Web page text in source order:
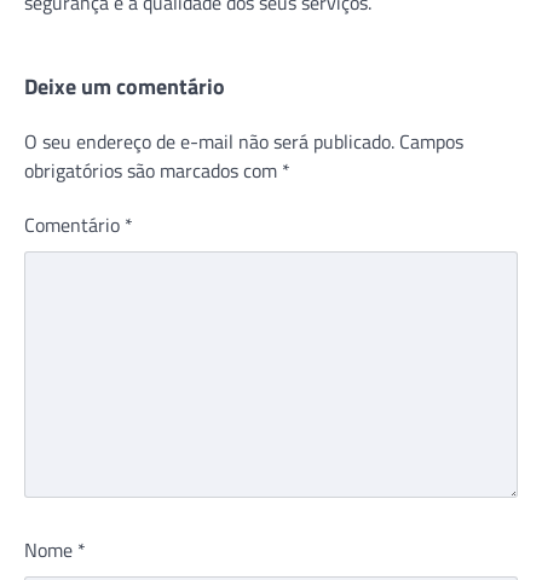
Deixe um comentário
O seu endereço de e-mail não será publicado. Campos
obrigatórios são marcados com *
Comentário *
Nome *